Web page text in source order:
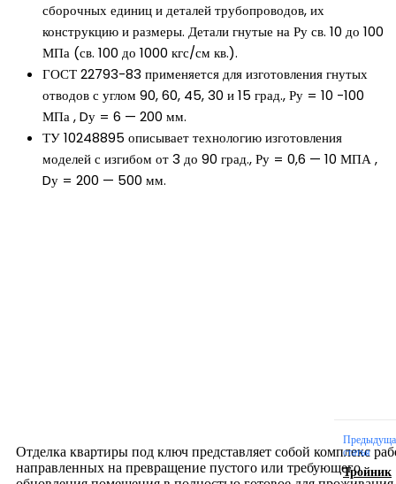
сборочных единиц и деталей трубопроводов, их
конструкцию и размеры. Детали гнутые на Ру св. 10 до 100
МПа (св. 100 до 1000 кгс/см кв.).
ГОСТ 22793-83 применяется для изготовления гнутых
отводов с углом 90, 60, 45, 30 и 15 град., Ру = 10 -100
МПа , Dу = 6 — 200 мм.
ТУ 10248895 описывает технологию изготовления
моделей с изгибом от 3 до 90 град., Ру = 0,6 — 10 МПА ,
Dу = 200 — 500 мм.
Отделка квартиры под ключ представляет собой комплекс
направленных на превращение пустого или требующего
статья
Тройник